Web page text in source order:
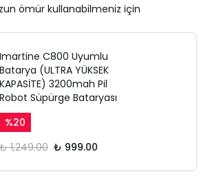
ömür kullanabilmeniz için
Imartine C800 Uyumlu
Batarya (ULTRA YÜKSEK
KAPASİTE) 3200mah Pil
Robot Süpürge Bataryası
%20
₺ 1,249.00 ₺ 999.00